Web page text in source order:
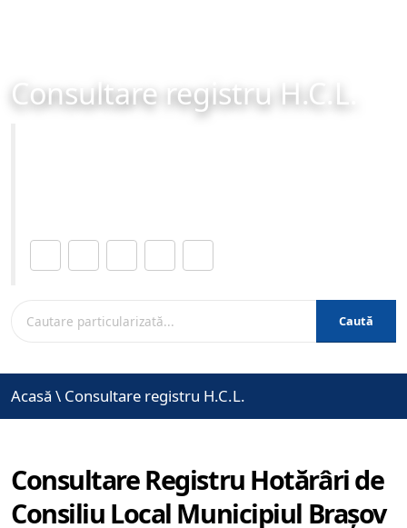
Consultare registru H.C.L.
Caută
Acasă \ Consultare registru H.C.L.
Consultare Registru Hotărâri de
Consiliu Local Municipiul Brașov